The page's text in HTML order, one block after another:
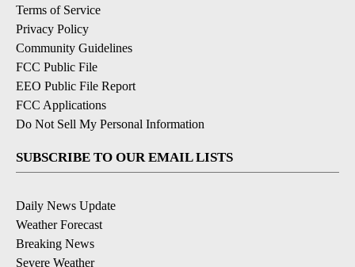
Terms of Service
Privacy Policy
Community Guidelines
FCC Public File
EEO Public File Report
FCC Applications
Do Not Sell My Personal Information
SUBSCRIBE TO OUR EMAIL LISTS
Daily News Update
Weather Forecast
Breaking News
Severe Weather